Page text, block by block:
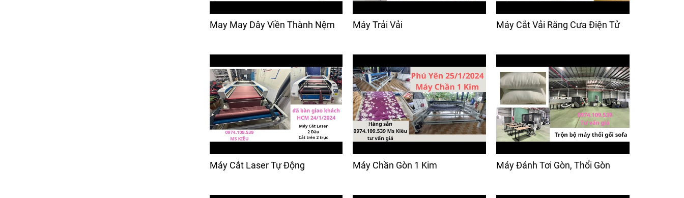
May May Dây Viền Thành Nệm Máy Trải Vải Máy Cắt Vải Răng Cưa Điện Tử
Máy Cắt Laser Tự Động Máy Chần Gòn 1 Kim Máy Đánh Tơi Gòn, Thổi Gòn